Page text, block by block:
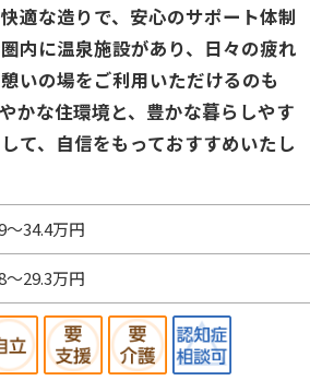
適な造りで、安心のサポート体制
内に温泉施設があり、日々の疲れ
いの場をご利用いただけるのも
かな住環境と、豊かな暮らしやす
て、自信をもっておすすめいたし
～34.4万円
～29.3万円